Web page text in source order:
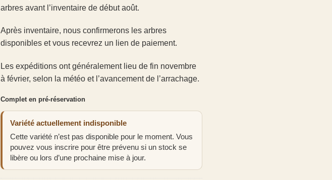
arbres avant l’inventaire de début août.
Après inventaire, nous confirmerons les arbres
disponibles et vous recevrez un lien de paiement.
Les expéditions ont généralement lieu de fin novembre
à février, selon la météo et l’avancement de l’arrachage.
Complet en pré-réservation
Variété actuellement indisponible
Cette variété n’est pas disponible pour le moment. Vous
pouvez vous inscrire pour être prévenu si un stock se
libère ou lors d’une prochaine mise à jour.